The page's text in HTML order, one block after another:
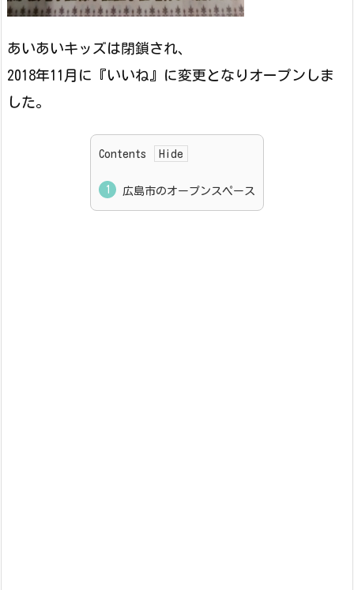
あいあいキッズは閉鎖され、
2018年11月に『いいね』に変更となりオープンしま
した。
Contents
広島市のオープンスペース